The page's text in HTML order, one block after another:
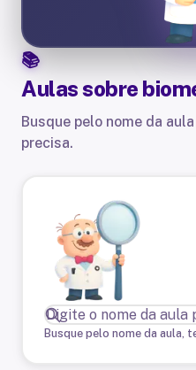
Aulas sobre
Busque pelo nome da
precisa.
Busque pelo nome da aula,